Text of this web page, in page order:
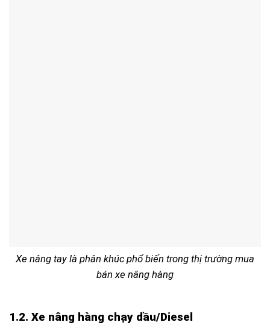
Xe nâng tay là phân khúc phổ biến trong thị trường mua
bán xe nâng hàng
1.2. Xe nâng hàng chạy dầu/Diesel